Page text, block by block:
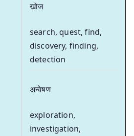
खोज
search, quest, find,
discovery, finding,
detection
अन्वेषण
exploration,
investigation,